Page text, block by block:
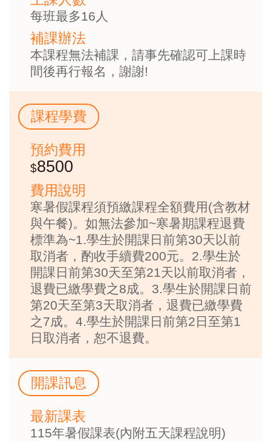
每班最多16人
補課辦法
本課程無法補課，請事先確認可上課時
間後再行報名，謝謝!
課程學費
預約費用
8500
費用說明
寒暑假課程須預繳課程全額費用(含教材
與午餐)。如無法參加~寒暑期課程退費
標準為~1.學生於開課日前第30天以前
取消者，酌收手續費200元。2.學生於
開課日前第30天至第21天以前取消者，
退費已繳學費之8成。3.學生於開課日前
第20天至第3天取消者，退費已繳學費
之7成。4.學生於開課日前第2日至第1
日取消者，恕不退費。
開課訊息
最新課表
115年暑假課表(內附五天課程說明)